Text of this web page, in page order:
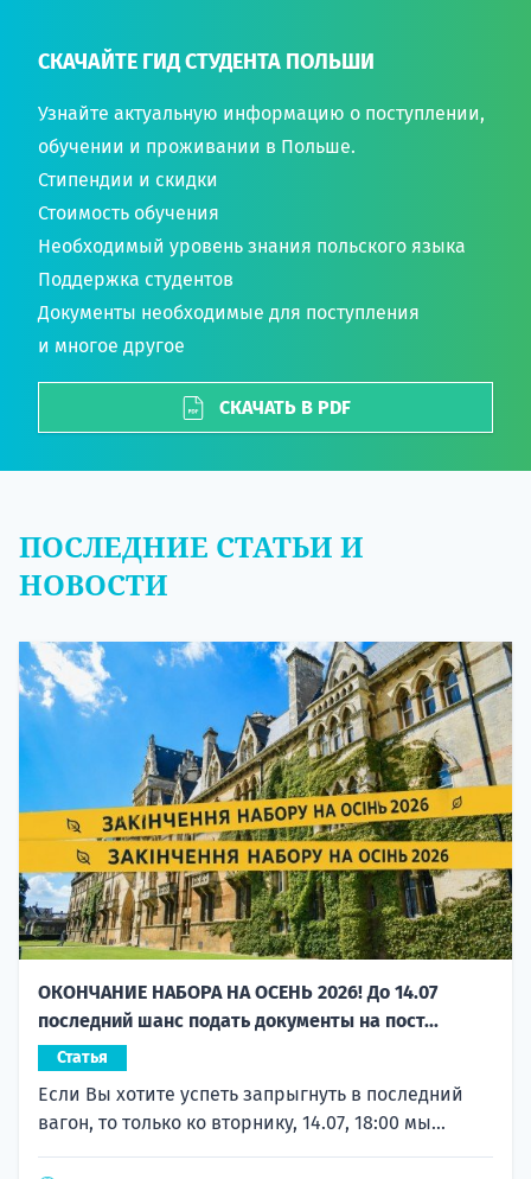
СКАЧАЙТЕ ГИД СТУДЕНТА ПОЛЬШИ
Узнайте актуальную информацию о поступлении,
обучении и проживании в Польше.
Стипендии и скидки
Стоимость обучения
Необходимый уровень знания польского языка
Поддержка студентов
Документы необходимые для поступления
и многое другое
СКАЧАТЬ В PDF
ПОСЛЕДНИЕ СТАТЬИ И
НОВОСТИ
ОКОНЧАНИЕ НАБОРА НА ОСЕНЬ 2026! До 14.07
последний шанс подать документы на пост...
Статья
Если Вы хотите успеть запрыгнуть в последний
вагон, то только ко вторнику, 14.07, 18:00 мы...